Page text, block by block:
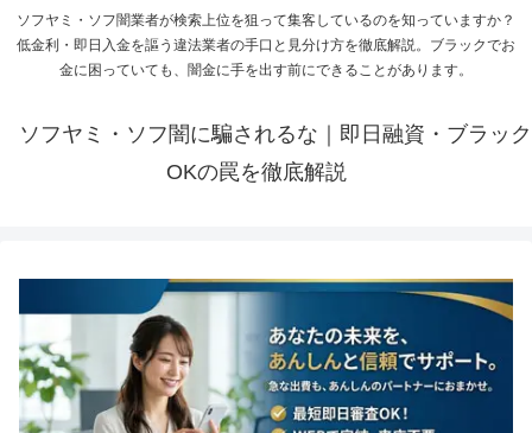
ソフヤミ・ソフ闇業者が検索上位を狙って集客しているのを知っていますか？
低金利・即日入金を謳う違法業者の手口と見分け方を徹底解説。ブラックでお
金に困っていても、闇金に手を出す前にできることがあります。
ソフヤミ・ソフ闇に騙されるな｜即日融資・ブラック
OKの罠を徹底解説